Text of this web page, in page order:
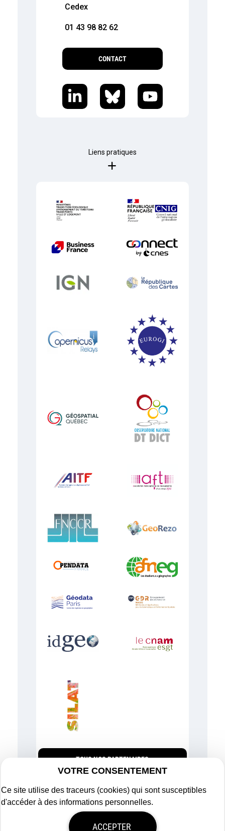
Cedex
01 43 98 82 62
CONTACT
Liens pratiques
TOUS NOS PARTENAIRES
VOTRE CONSENTEMENT
Ce site utilise des traceurs (cookies) qui sont susceptibles
d'accéder à des informations personnelles.
ACCEPTER